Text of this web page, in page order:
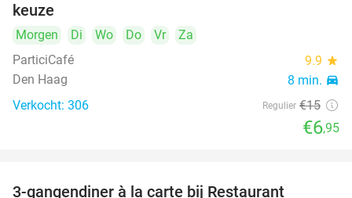
keuze
Morgen Di Wo Do Vr
Za
ParticiCafé
9.9 star
Den Haag 8 min. directions_car
Verkocht: 306 Regulier €15
€6,95
3-gangendiner à la carte bij Restaurant